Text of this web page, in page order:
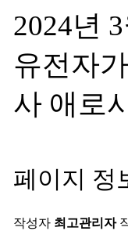
2024년
유전자
사 애로
페이지 정
작성자 최고관리자